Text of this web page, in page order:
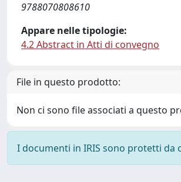
9788070808610
Appare nelle tipologie:
4.2 Abstract in Atti di convegno
File in questo prodotto:
Non ci sono file associati a questo
I documenti in IRIS sono protetti